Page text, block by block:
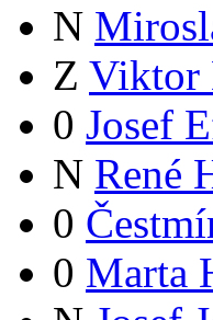
N
Z Viktor
0 Josef
N René
0
0 Marta